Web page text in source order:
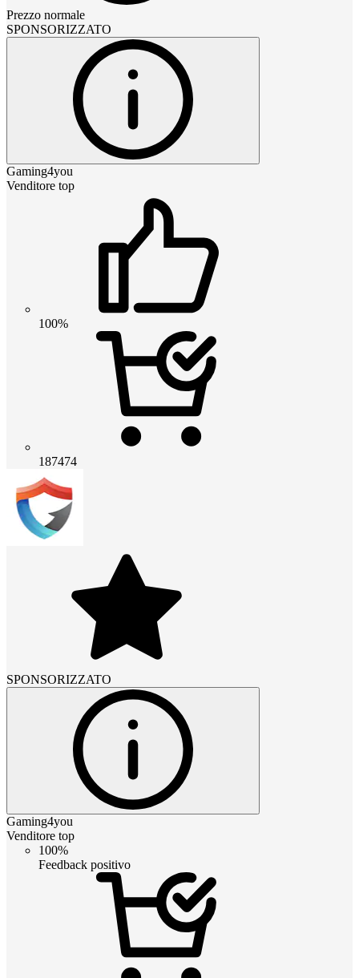
Prezzo normale
SPONSORIZZATO
Gaming4you
Venditore top
100%
187474
SPONSORIZZATO
Gaming4you
Venditore top
100%
Feedback positivo